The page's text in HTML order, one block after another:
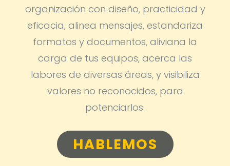
organización con diseño, practicidad y
eficacia, alinea mensajes, estandariza
formatos y documentos, aliviana la
carga de tus equipos, acerca las
labores de diversas áreas, y visibiliza
valores no reconocidos, para
potenciarlos.
HABLEMOS